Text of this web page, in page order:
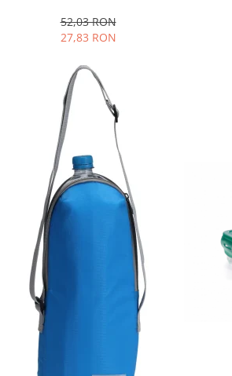
multicolor
52,03 RON
27,83 RON